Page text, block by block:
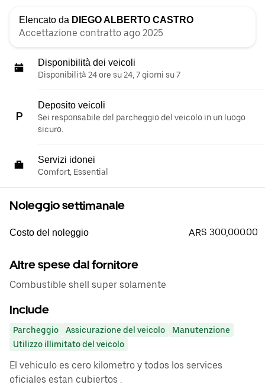
Elencato da DIEGO ALBERTO CASTRO
Accettazione contratto ago 2025
Disponibilità dei veicoli
Disponibilità 24 ore su 24, 7 giorni su 7
Deposito veicoli
Sei responsabile del parcheggio del veicolo in un luogo
sicuro.
Servizi idonei
Comfort, Essential
Noleggio settimanale
Costo del noleggio ARS 300,000.00
Altre spese dal fornitore
Combustible shell super solamente
Include
Parcheggio Assicurazione del veicolo
Manutenzione
Utilizzo illimitato del veicolo
El vehiculo es cero kilometro y todos los services
oficiales estan cubiertos .